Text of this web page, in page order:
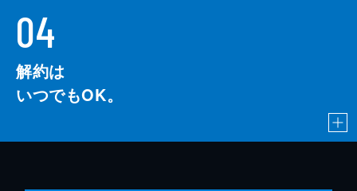
04
解約は
いつでもOK。